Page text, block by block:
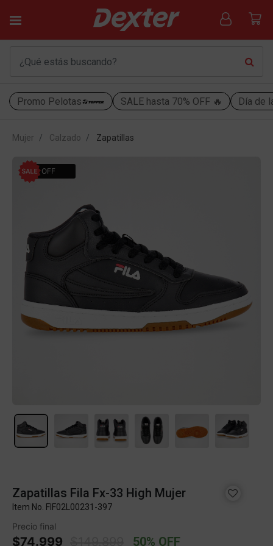
Promo Pelotas SALE hasta 70% OFF 🔥 Día de
Mujer Calzado Zapatillas
49% OFF
Zapatillas Fila Fx-33 High Mujer
Item No. FIF02L00231-397
Precio final
$74.999 Price reduced from
50% OFF